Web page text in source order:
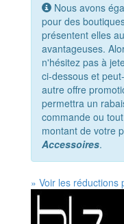
Nous avons
pour des
présentent elles
avantageuses.
n'hésitez pas à
ci-dessous et
autre offre
permettra un
commande ou
montant de votre
Accessoires.
» Voir les réductions